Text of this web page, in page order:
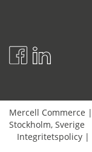
Mercell Commerce |
Stockholm, Sverige
Integritetspolicy |